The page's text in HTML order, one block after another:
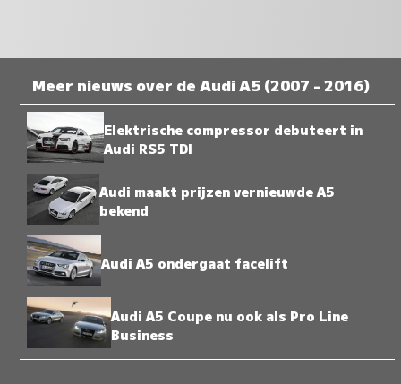
Meer nieuws over de Audi A5 (2007 - 2016)
Elektrische compressor debuteert in
Audi RS5 TDI
Audi maakt prijzen vernieuwde A5
bekend
Audi A5 ondergaat facelift
Audi A5 Coupe nu ook als Pro Line
Business